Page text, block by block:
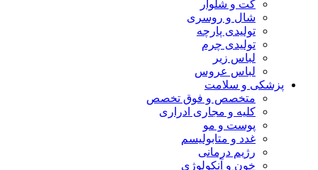
کت و شلوار
شال و روسری
تولیدی پارچه
تولیدی چرم
لباس زیر
لباس عروس
پزشکی و سلامت
متخصص و فوق تخصص
کلیه و مجاری ادراری
پوست و مو
غدد و متابولیسم
رژیم درمانی
خون و آنکولوژی